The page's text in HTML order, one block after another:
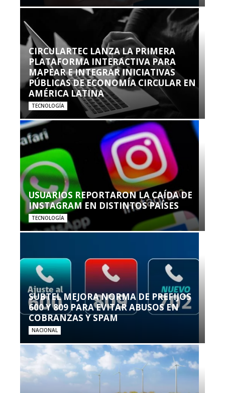
CIRCULARTEC LANZA LA PRIMERA
PLATAFORMA INTERACTIVA PARA
MAPEAR E INTEGRAR INICIATIVAS
PÚBLICAS DE ECONOMÍA CIRCULAR EN
AMÉRICA LATINA
TECNOLOGÍA
USUARIOS REPORTARON LA CAÍDA DE
INSTAGRAM EN DISTINTOS PAÍSES
TECNOLOGÍA
SUBTEL MEJORA NORMA DE PREFIJOS
600 Y 809 PARA EVITAR ABUSOS EN
COBRANZAS Y SPAM
NACIONAL